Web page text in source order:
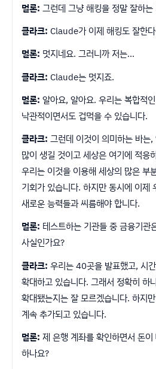
멀론: 그런데 그냥 해킹을 정말 잘하는
클라크: Claude가 이제 해킹도 잘한
멀론: 멋지네요. 그러니까 저는…
클라크: Claude는 멋지죠.
멀론: 알아요, 알아요. 우리는 복합적
낙관적이면서도 겁먹을 수 있습니다.
클라크: 그런데 이것이 의미하는 바는
많이 생길 것이고 세상은 여기에 적응
우리는 이것을 이용해 세상의 많은 부
기회가 있습니다. 하지만 동시에 이제
새로운 능력들과 씨름해야 합니다.
멀론: 테스트하는 기관들 중 금융기관
사실인가요?
클라크: 우리는 40곳을 발표했고, 시
확대하고 있습니다. 그래서 정확히 하
확대됐는지는 잘 모르겠습니다. 하지
계속 추가되고 있습니다.
멀론: 제 은행 계좌를 확인하면서 돈
하나요?